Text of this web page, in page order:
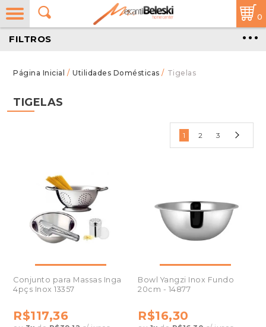
0
/ Utilidades Domésticas / Tigelas
FILTROS
TIGELAS
1 2 3
Conjunto para Massas Inga
4pçs Inox 13357
R$117,36
Bowl Yangzi Inox Fundo
20cm - 14877
R$16,30